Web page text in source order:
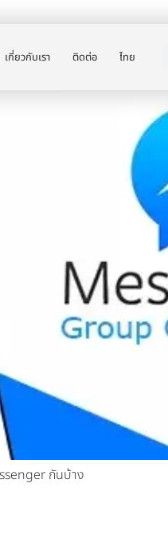
เกี่ยวกับเรา ติดต่อ ไทย
กันบ้าง